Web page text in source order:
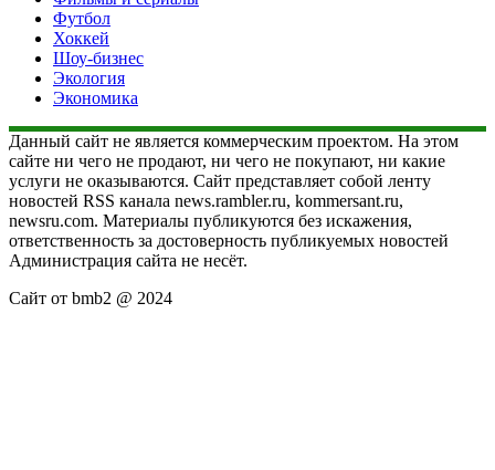
Футбол
Хоккей
Шоу-бизнес
Экология
Экономика
Данный сайт не является коммерческим проектом. На этом
сайте ни чего не продают, ни чего не покупают, ни какие
услуги не оказываются. Сайт представляет собой ленту
новостей RSS канала news.rambler.ru, kommersant.ru,
newsru.com. Материалы публикуются без искажения,
ответственность за достоверность публикуемых новостей
Администрация сайта не несёт.
Сайт от bmb2 @ 2024